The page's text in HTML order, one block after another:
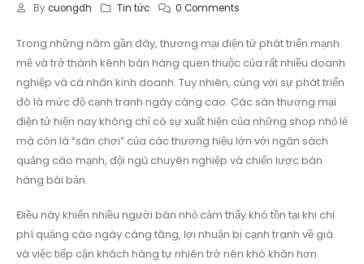
By cuongdh Tin tức 0 Comments
Trong những năm gần đây, thương mại điện tử phát triển mạnh
mẽ và trở thành kênh bán hàng quen thuộc của rất nhiều doanh
nghiệp và cá nhân kinh doanh. Tuy nhiên, cùng với sự phát triển
đó là mức độ cạnh tranh ngày càng cao. Các sàn thương mại
điện tử hiện nay không chỉ có sự xuất hiện của những shop nhỏ lẻ
mà còn là “sân chơi” của các thương hiệu lớn với ngân sách
quảng cáo mạnh, đội ngũ chuyên nghiệp và chiến lược bán
hàng bài bản.
Điều này khiến nhiều người bán nhỏ cảm thấy khó tồn tại khi chi
phí quảng cáo ngày càng tăng, lợi nhuận bị cạnh tranh về giá
và việc tiếp cận khách hàng tự nhiên trở nên khó khăn hơn.